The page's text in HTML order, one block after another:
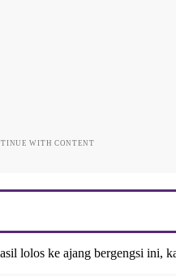
WITH CONTENT
lolos ke ajang bergengsi ini,